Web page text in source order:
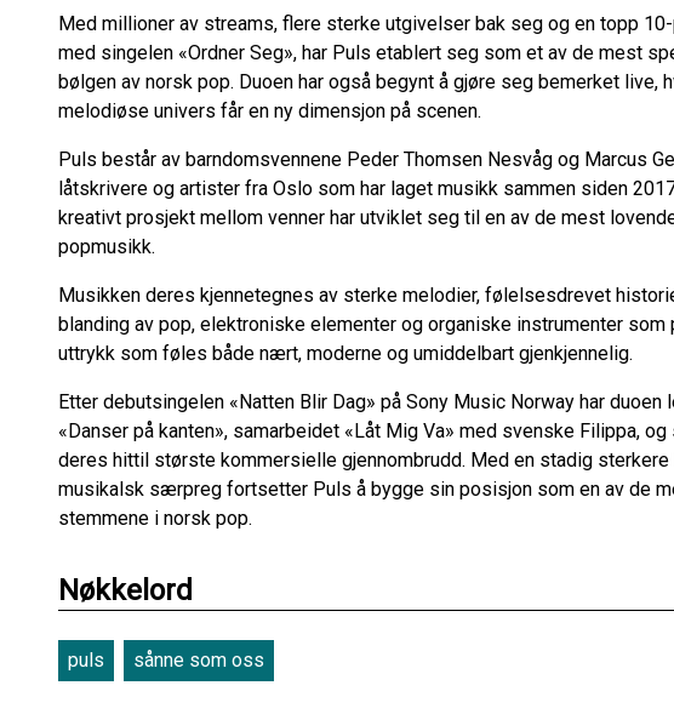
Med millioner av streams, flere sterke utgivelser bak seg og en topp
med singelen «Ordner Seg», har Puls etablert seg som et av de mest
bølgen av norsk pop. Duoen har også begynt å gjøre seg bemerket live,
melodiøse univers får en ny dimensjon på scenen.
Puls består av barndomsvennene Peder Thomsen Nesvåg og Marcus
låtskrivere og artister fra Oslo som har laget musikk sammen siden
kreativt prosjekt mellom venner har utviklet seg til en av de mest
popmusikk.
Musikken deres kjennetegnes av sterke melodier, følelsesdrevet
blanding av pop, elektroniske elementer og organiske instrumenter
uttrykk som føles både nært, moderne og umiddelbart gjenkjennelig.
Etter debutsingelen «Natten Blir Dag» på Sony Music Norway har duoen
«Danser på kanten», samarbeidet «Låt Mig Va» med svenske Filippa,
deres hittil største kommersielle gjennombrudd. Med en stadig
musikalsk særpreg fortsetter Puls å bygge sin posisjon som en av de
stemmene i norsk pop.
Nøkkelord
puls sånne som oss